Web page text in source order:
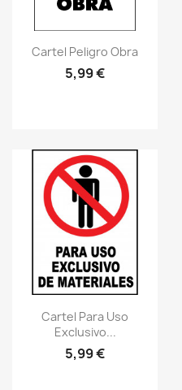
visibilityVistazo rápido
Cartel Peligro Obra
5,99 €
visibilityVistazo rápido
Cartel Para Uso
Exclusivo...
5,99 €